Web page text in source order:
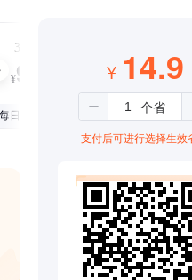
3个月
¥99
每日仅1.08元
¥ 14.9
支付后可进行选择生效